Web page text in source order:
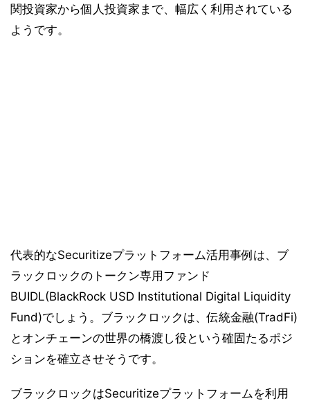
関投資家から個人投資家まで、幅広く利用されている
ようです。
代表的なSecuritizeプラットフォーム活用事例は、ブ
ラックロックのトークン専用ファンド
BUIDL(BlackRock USD Institutional Digital Liquidity
Fund)でしょう。ブラックロックは、伝統金融(TradFi)
とオンチェーンの世界の橋渡し役という確固たるポジ
ションを確立させそうです。
ブラックロックはSecuritizeプラットフォームを利用